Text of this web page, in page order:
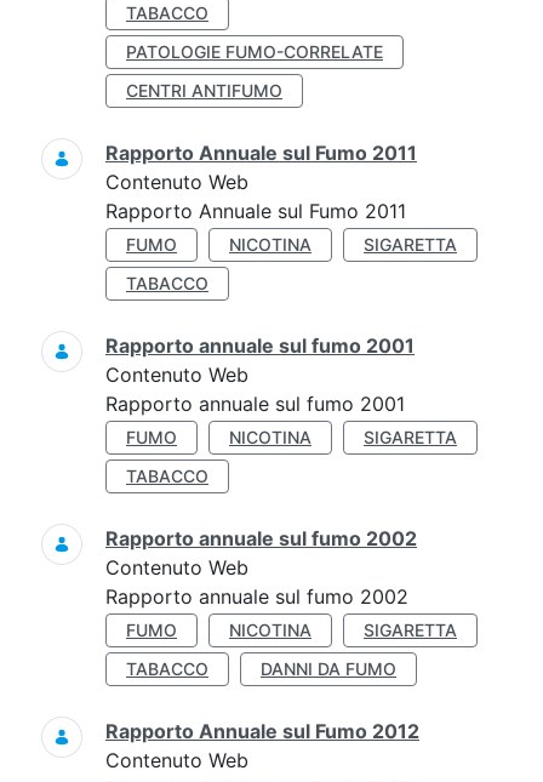
TABACCO
PATOLOGIE FUMO-CORRELATE
CENTRI ANTIFUMO
Rapporto Annuale sul Fumo 2011
Contenuto Web
Rapporto Annuale sul Fumo 2011
FUMO NICOTINA
SIGARETTA
TABACCO
Rapporto annuale sul fumo 2001
Contenuto Web
Rapporto annuale sul fumo 2001
FUMO NICOTINA
SIGARETTA
TABACCO
Rapporto annuale sul fumo 2002
Contenuto Web
Rapporto annuale sul fumo 2002
FUMO NICOTINA
SIGARETTA
TABACCO
DANNI DA FUMO
Rapporto Annuale sul Fumo 2012
Contenuto Web